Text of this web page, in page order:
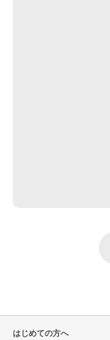
はじめての方へ